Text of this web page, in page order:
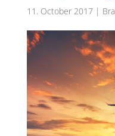
11. October 2017|